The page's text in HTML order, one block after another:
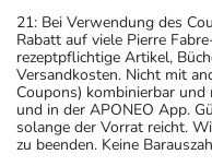
21: Bei Verwendung des
Rabatt auf viele Pierre
rezeptpflichtige Artikel,
Versandkosten. Nicht mit
Coupons) kombinierbar
und in der APONEO App.
solange der Vorrat reicht.
zu beenden. Keine